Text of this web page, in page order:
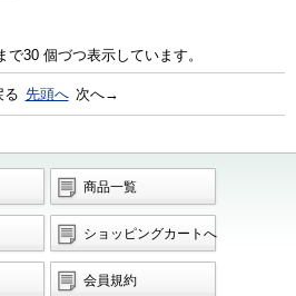
で30 個づつ表示しています。
先頭へ 次へ→
商品一覧
ショッピングカートへ
会員規約